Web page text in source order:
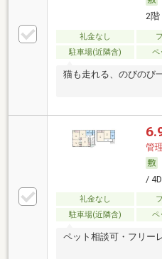
2階
礼金なし
駐車場(近隣含)
ペ
猫も走れる、のびのび
管
/
礼金なし
駐車場(近隣含)
ペ
ペット相談可・フリー